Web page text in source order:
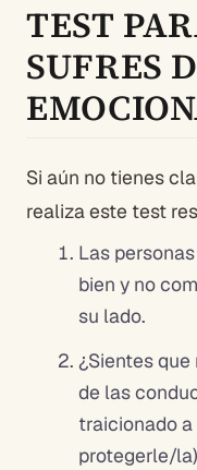
TEST
SUFRES
Si aún no tienes
realiza este test
Las
bien y no
su lado.
¿Sientes
de las
traicionado
protegerle/